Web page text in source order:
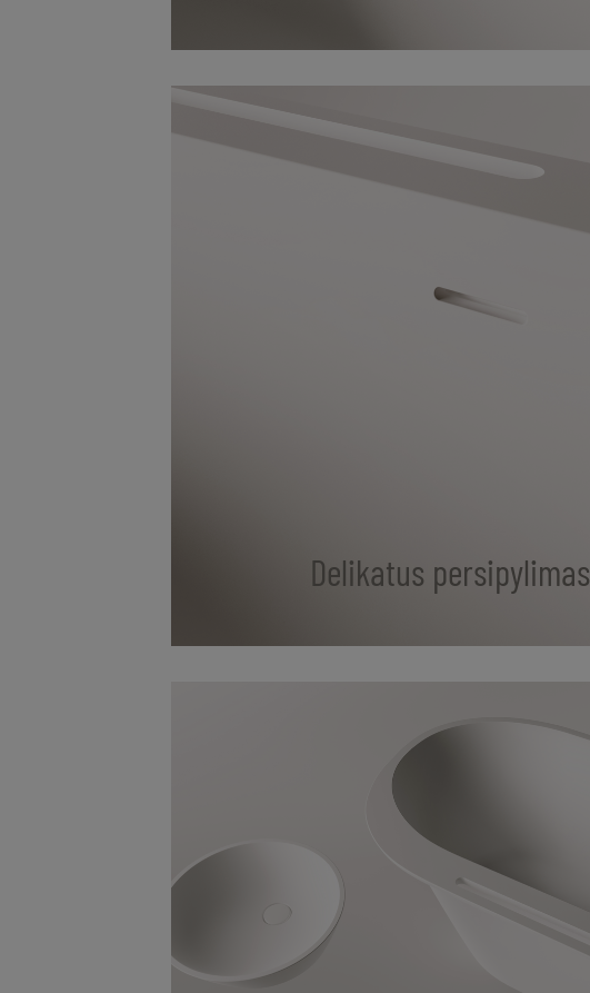
Delikatus persipylimas